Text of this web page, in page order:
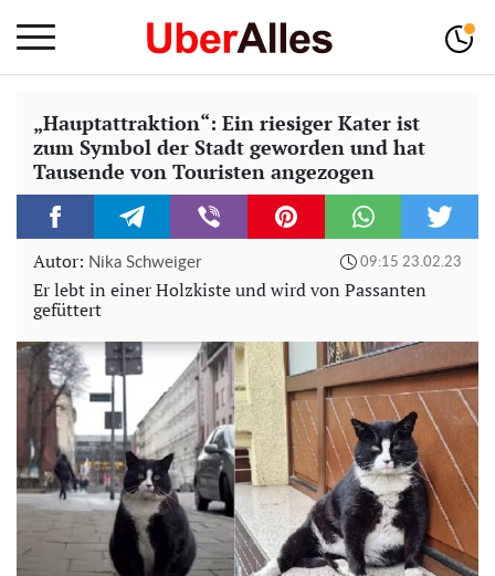
„Hauptattraktion“: Ein riesiger Kater ist
zum Symbol der Stadt geworden und hat
Tausende von Touristen angezogen
Autor: Nika Schweiger 09:15 23.02.23
Er lebt in einer Holzkiste und wird von Passanten
gefüttert